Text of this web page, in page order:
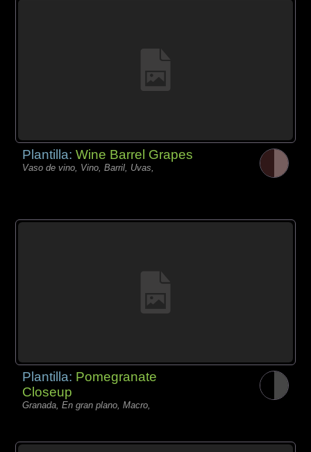
Plantilla:Wine Barrel Grapes
Vaso de vino, Vino, Barril, Uvas,
Plantilla: Pomegranate
Closeup
Granada, En gran plano, Macro,